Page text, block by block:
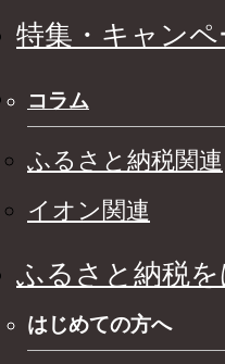
特集・キャンペ
コラム
ふるさと納税関連
イオン関連
ふるさと納税
はじめての方へ